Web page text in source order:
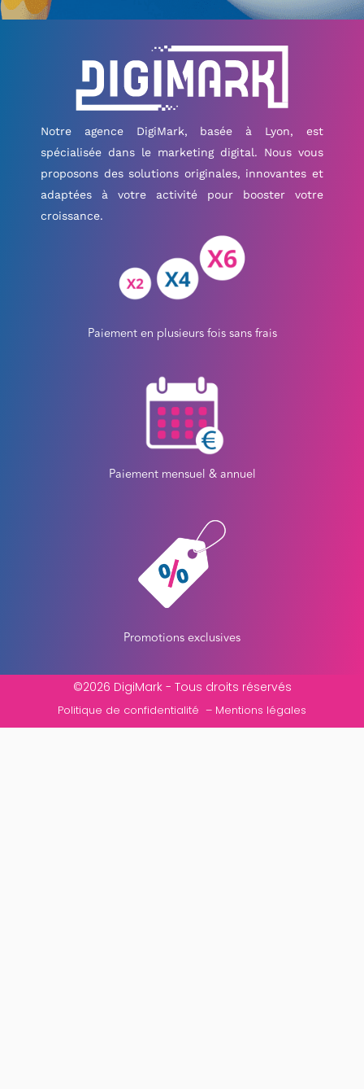
Notre agence DigiMark, basée à Lyon, est
spécialisée dans le marketing digital. Nous vous
proposons des solutions originales, innovantes et
adaptées à votre activité pour booster votre
croissance.
Paiement en plusieurs fois sans frais
Paiement mensuel & annuel
Promotions exclusives
©2026 DigiMark - Tous droits réservés
Politique de confidentialité – Mentions légales